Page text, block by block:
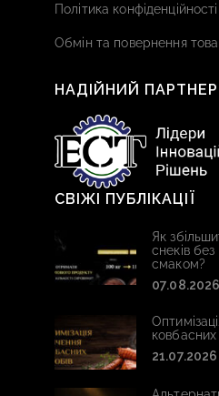
Політика конфіденційності
Обмін та повернення
НАДІЙНИЙ ПАРТНЕР
СВІЖІ ПУБЛІКАЦІЇ
Як
снеків без
смаком?
07.08.2026
ковбасних
21.07.2026